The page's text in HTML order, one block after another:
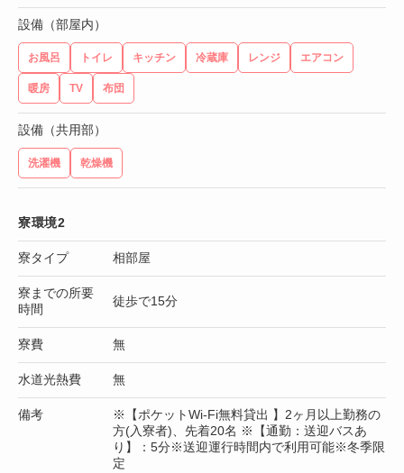
設備（部屋内）
お風呂 トイレ キッチン 冷蔵庫 レンジ エアコン
暖房 TV 布団
設備（共用部）
洗濯機 乾燥機
寮環境2
寮タイプ 相部屋
寮までの所要
時間
徒歩で15分
寮費 無
水道光熱費 無
備考
※【ポケットWi-Fi無料貸出 】2ヶ月以上勤務の
方(入寮者)、先着20名 ※【通勤：送迎バスあ
り】：5分※送迎運行時間内で利用可能※冬季限
定